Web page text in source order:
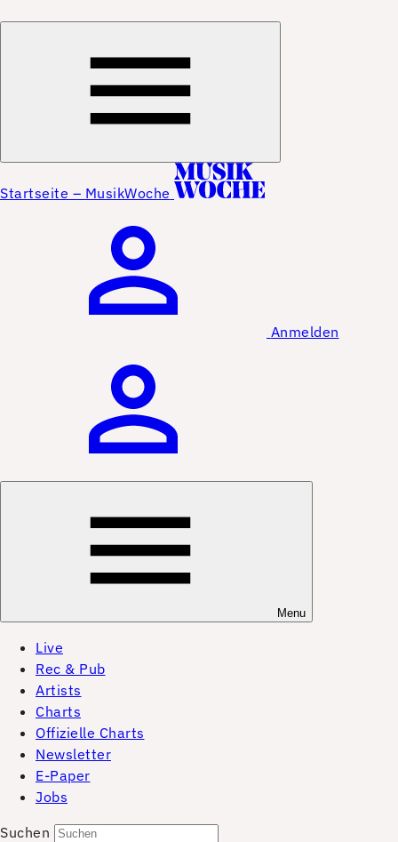
Startseite – MusikWoche
Anmelden
Menu
Live
Rec & Pub
Artists
Charts
Offizielle Charts
Newsletter
E-Paper
Jobs
Suchen